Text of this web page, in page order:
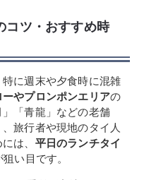
コツ・おすすめ時
に週末や夕食時に混雑
ーやプロンポンエリアの
「青龍」などの老舗
旅行者や現地のタイ人
は、 平日のランチタイ
い目です。